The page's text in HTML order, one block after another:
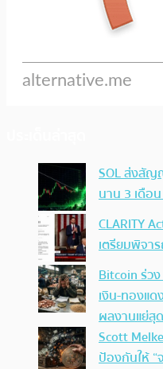
SOL ส่งสัญ
นาน 3 เดือ
CLARITY
เตรียมพิจา
Bitcoin ร่ว
เงิน-ทองแ
ผลงานแย่สุด
Scott
ป้องกันให้ “